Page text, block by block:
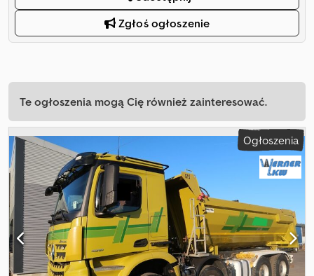
Zgłoś ogłoszenie
Te ogłoszenia mogą Cię również zainteresować.
Ogłoszenia